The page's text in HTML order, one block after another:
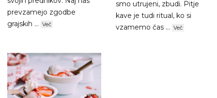
prevzamejo zgodbe
grajskih ... Več
smo utrujeni, zbudi. Pitje
kave je tudi ritual, ko si
vzamemo čas ... Več